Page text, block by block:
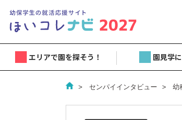
エリアで園を探そう！ 園見学
センパイインタビュー 幼